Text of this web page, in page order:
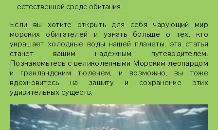
естественной среде обитания.
Если вы хотите открыть для себя чарующий мир
морских обитателей и узнать больше о тех, кто
украшает холодные воды нашей планеты, эта статья
станет вашим надежным путеводителем.
Познакомьтесь с великолепными Морским леопардом
и гренландским тюленем, и возможно, вы тоже
вдохновитесь на защиту и сохранение этих
удивительных существ.